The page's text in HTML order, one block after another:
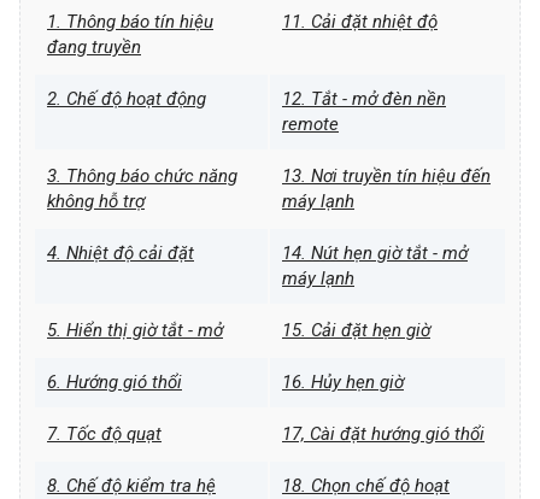
1. Thông báo tín hiệu
đang truyền
11. Cải đặt nhiệt độ
2. Chế độ hoạt động
12. Tắt - mở đèn nền
remote
3. Thông báo chức năng
không hỗ trợ
13. Nơi truyền tín hiệu đến
máy lạnh
4. Nhiệt độ cải đặt
14. Nút hẹn giờ tắt - mở
máy lạnh
5. Hiển thị giờ tắt - mở 15. Cải đặt hẹn giờ
6. Hướng gió thổi 16. Hủy hẹn giờ
7. Tốc độ quạt 17, Cài đặt hướng gió thổi
8. Chế độ kiểm tra hệ
18. Chọn chế độ hoạt